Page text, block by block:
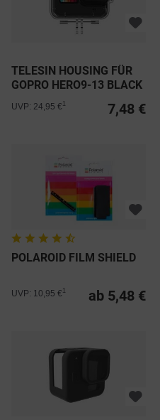
TELESIN HOUSING FÜR
GOPRO HERO9-13 BLACK
7,48 €
UVP: 24,95 € 1
POLAROID FILM SHIELD
ab 5,48 €
UVP: 10,95 € 1